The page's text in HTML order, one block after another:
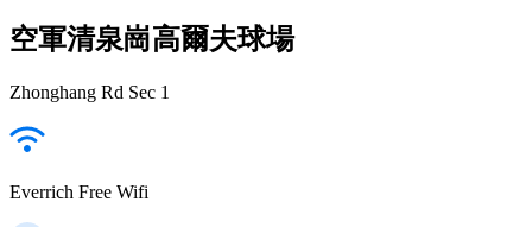
空軍清泉崗高爾夫球場
Zhonghang Rd Sec 1
Everrich Free Wifi